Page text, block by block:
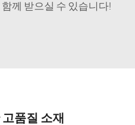
께 받으실 수 있습니다!
품질 소재